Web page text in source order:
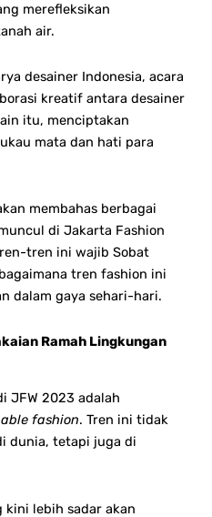
merefleksikan
air.
desainer Indonesia, acara
kreatif antara desainer
itu, menciptakan
mata dan hati para
membahas berbagai
di Jakarta Fashion
tren ini wajib Sobat
tren fashion ini
dalam gaya sehari-hari.
Ramah Lingkungan
JFW 2023 adalah
fashion. Tren ini tidak
dunia, tetapi juga di
kini lebih sadar akan